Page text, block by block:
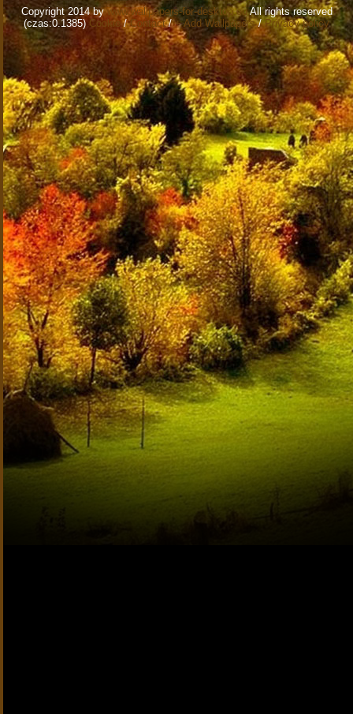
Copyright 2014 bywww.wallpapers-for-desktop.euAll rights reserved
(czas:0.1385) Cookie/Contact/+ Add Wallpapers/Privacy policy